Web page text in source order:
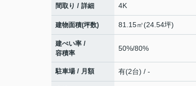
間取り / 詳細 4K
建物面積(坪数) 81.15㎡(24.54坪)
建ぺい率 /
容積率
50%/80%
駐車場 / 月額 有(2台) / -